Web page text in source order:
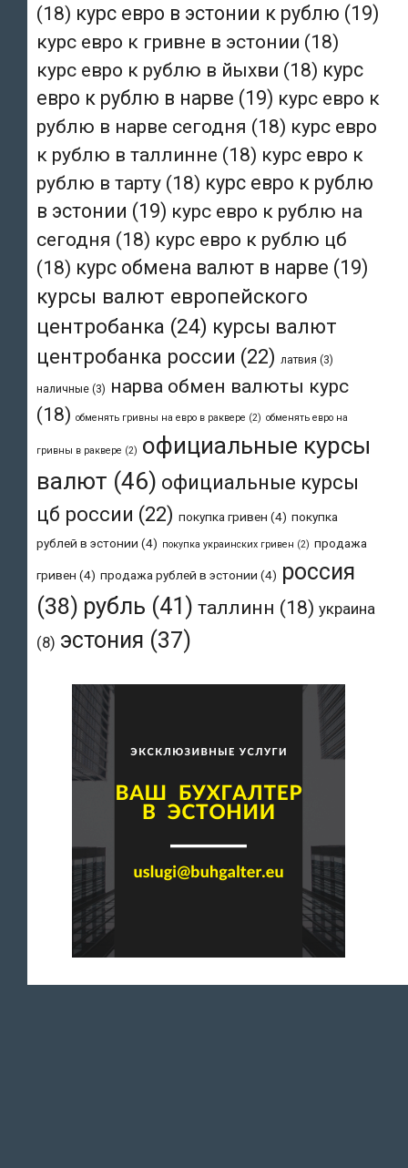
(18) курс евро в эстонии к рублю (19)
курс евро к гривне в эстонии (18)
курс евро к рублю в йыхви (18) курс
евро к рублю в нарве (19) курс евро к
рублю в нарве сегодня (18) курс евро
к рублю в таллинне (18) курс евро к
рублю в тарту (18) курс евро к рублю
в эстонии (19) курс евро к рублю на
сегодня (18) курс евро к рублю цб
(18) курс обмена валют в нарве (19)
курсы валют европейского
центробанка (24) курсы валют
центробанка россии (22) латвия (3)
наличные (3) нарва обмен валюты курс
(18) обменять гривны на евро в раквере (2) обменять евро на
гривны в раквере (2) официальные курсы
валют (46) официальные курсы
цб россии (22) покупка гривен (4) покупка
рублей в эстонии (4) покупка украинских гривен (2) продажа
гривен (4) продажа рублей в эстонии (4) россия
(38) рубль (41) таллинн (18) украина
(8) эстония (37)